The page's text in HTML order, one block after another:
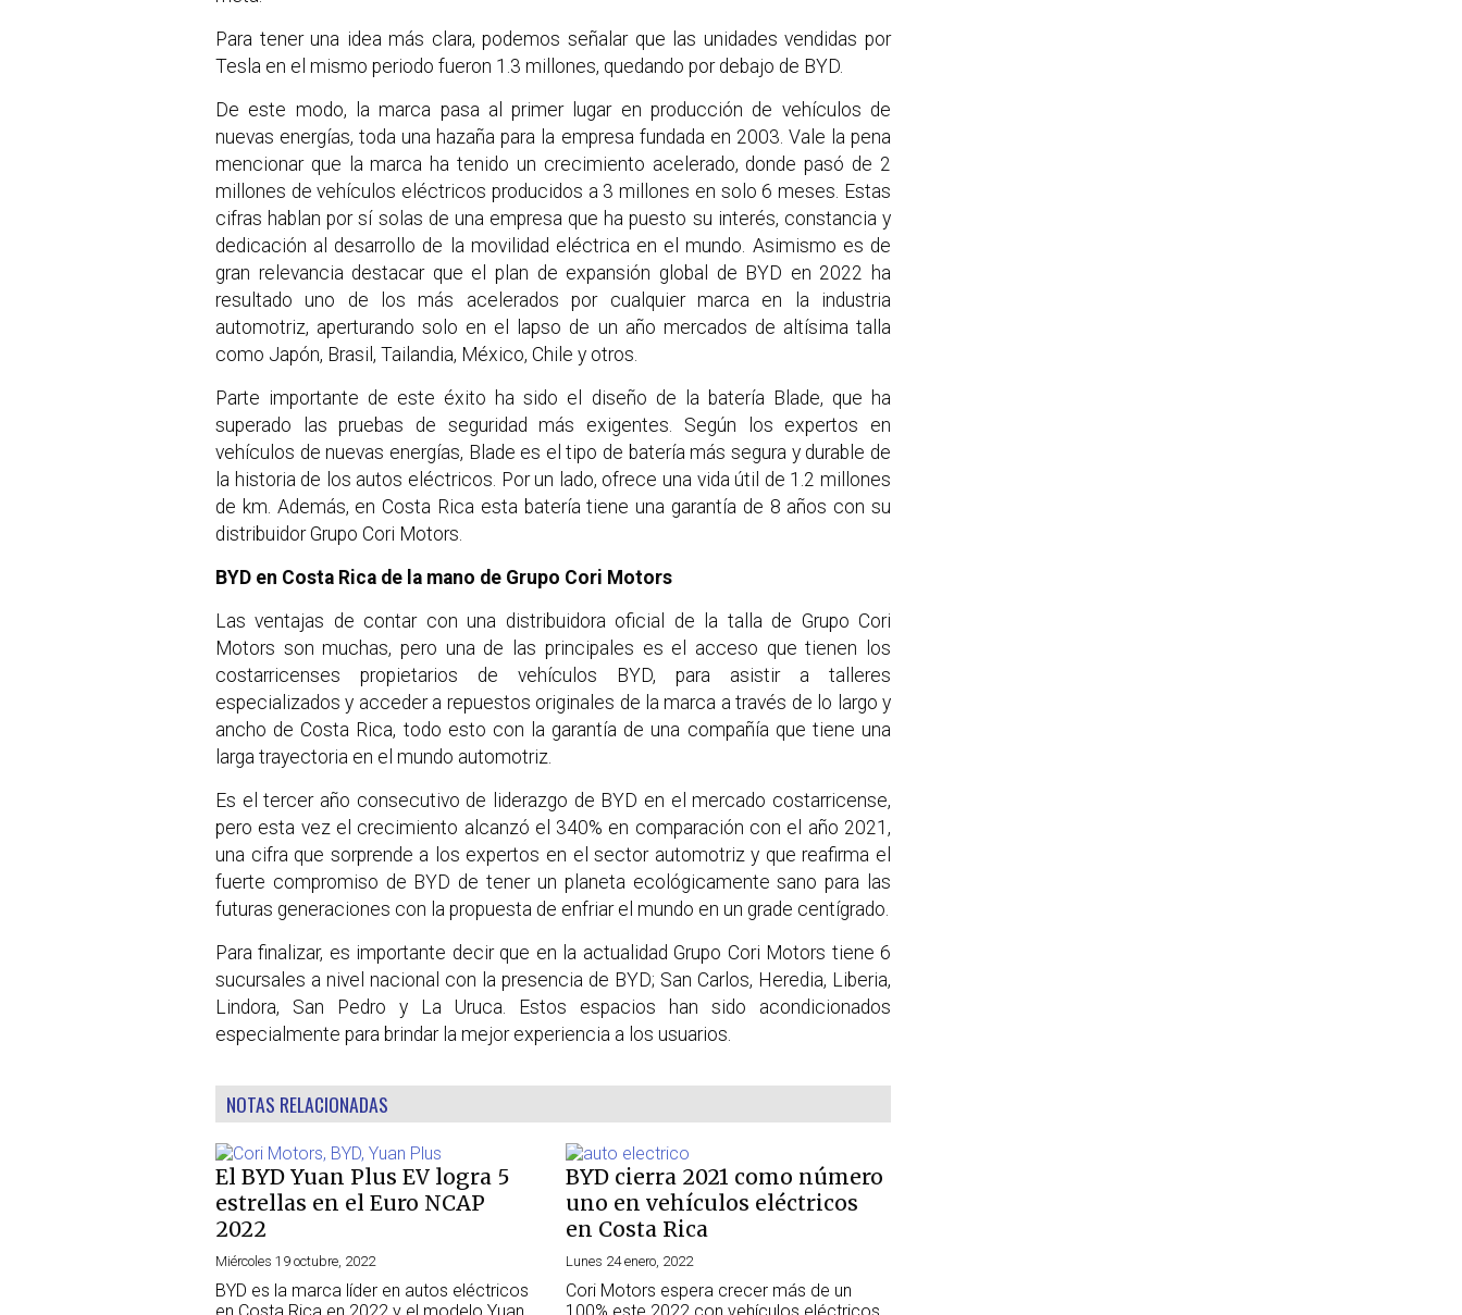
Para tener una idea más clara, podemos señalar que las unidades vendidas por
Tesla en el mismo periodo fueron 1.3 millones, quedando por debajo de BYD.
De este modo, la marca pasa al primer lugar en producción de vehículos de
nuevas energías, toda una hazaña para la empresa fundada en 2003. Vale la pena
mencionar que la marca ha tenido un crecimiento acelerado, donde pasó de 2
millones de vehículos eléctricos producidos a 3 millones en solo 6 meses. Estas
cifras hablan por sí solas de una empresa que ha puesto su interés, constancia y
dedicación al desarrollo de la movilidad eléctrica en el mundo. Asimismo es de
gran relevancia destacar que el plan de expansión global de BYD en 2022 ha
resultado uno de los más acelerados por cualquier marca en la industria
automotriz, aperturando solo en el lapso de un año mercados de altísima talla
como Japón, Brasil, Tailandia, México, Chile y otros.
Parte importante de este éxito ha sido el diseño de la batería Blade, que ha
superado las pruebas de seguridad más exigentes. Según los expertos en
vehículos de nuevas energías, Blade es el tipo de batería más segura y durable de
la historia de los autos eléctricos. Por un lado, ofrece una vida útil de 1.2 millones
de km. Además, en Costa Rica esta batería tiene una garantía de 8 años con su
distribuidor Grupo Cori Motors.
BYD en Costa Rica de la mano de Grupo Cori Motors
Las ventajas de contar con una distribuidora oficial de la talla de Grupo Cori
Motors son muchas, pero una de las principales es el acceso que tienen los
costarricenses propietarios de vehículos BYD, para asistir a talleres
especializados y acceder a repuestos originales de la marca a través de lo largo y
ancho de Costa Rica, todo esto con la garantía de una compañía que tiene una
larga trayectoria en el mundo automotriz.
Es el tercer año consecutivo de liderazgo de BYD en el mercado costarricense,
pero esta vez el crecimiento alcanzó el 340% en comparación con el año 2021,
una cifra que sorprende a los expertos en el sector automotriz y que reafirma el
fuerte compromiso de BYD de tener un planeta ecológicamente sano para las
futuras generaciones con la propuesta de enfriar el mundo en un grade centígrado.
Para finalizar, es importante decir que en la actualidad Grupo Cori Motors tiene 6
sucursales a nivel nacional con la presencia de BYD; San Carlos, Heredia, Liberia,
Lindora, San Pedro y La Uruca. Estos espacios han sido acondicionados
especialmente para brindar la mejor experiencia a los usuarios.
NOTAS RELACIONADAS
El BYD Yuan Plus EV logra 5
estrellas en el Euro NCAP
2022
Miércoles 19 octubre, 2022
BYD es la marca líder en autos eléctricos
BYD cierra 2021 como número
uno en vehículos eléctricos
en Costa Rica
Lunes 24 enero, 2022
Cori Motors espera crecer más de un